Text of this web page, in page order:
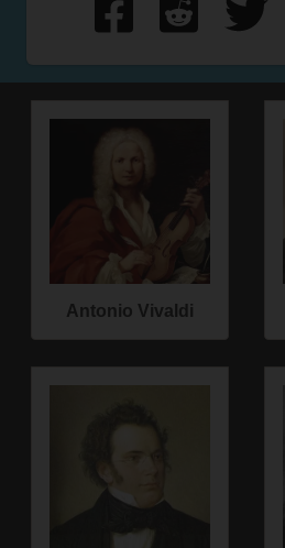
Antonio Vivaldi